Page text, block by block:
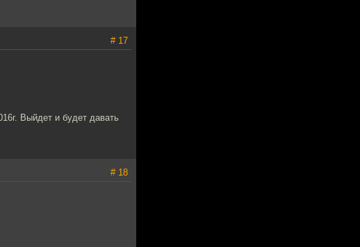
# 17
Выйдет и будет давать
# 18